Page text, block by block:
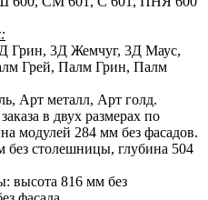
Грин, 3Д Жемчуг, 3Д Маус,
Грей, Палм Грин, Палм
Арт металл, Арт голд.
в двух размерах по
модулей 284 мм без фасадов.
столешницы, глубина 504
высота 816 мм без